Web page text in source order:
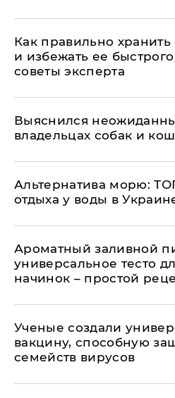
Как правильно
и избежать ее
советы эксперта
Выяснился
владельцах собак и
Альтернатива морю:
отдыха у воды в
Ароматный заливной
универсальное тесто
начинок – простой
Ученые создали
вакцину, способную
семейств вирусов